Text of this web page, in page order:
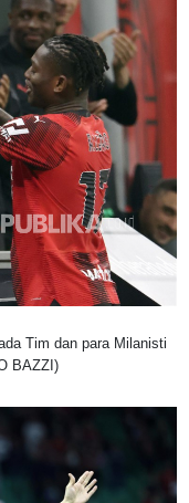
Tim dan para Milanisti
BAZZI)